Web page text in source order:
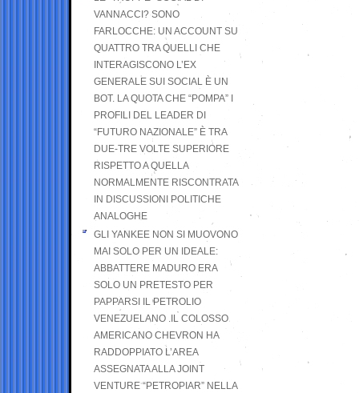
VANNACCI? SONO
FARLOCCHE: UN ACCOUNT SU
QUATTRO TRA QUELLI CHE
INTERAGISCONO L’EX
GENERALE SUI SOCIAL È UN
BOT. LA QUOTA CHE “POMPA” I
PROFILI DEL LEADER DI
“FUTURO NAZIONALE” È TRA
DUE-TRE VOLTE SUPERIORE
RISPETTO A QUELLA
NORMALMENTE RISCONTRATA
IN DISCUSSIONI POLITICHE
ANALOGHE
GLI YANKEE NON SI MUOVONO
MAI SOLO PER UN IDEALE:
ABBATTERE MADURO ERA
SOLO UN PRETESTO PER
PAPPARSI IL PETROLIO
VENEZUELANO .IL COLOSSO
AMERICANO CHEVRON HA
RADDOPPIATO L’AREA
ASSEGNATA ALLA JOINT
VENTURE “PETROPIAR” NELLA